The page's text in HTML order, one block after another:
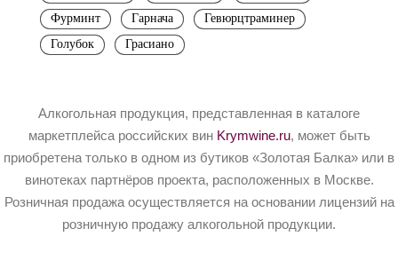
Фурминт
Гарнача
Гевюрцтраминер
Голубок
Грасиано
Алкогольная продукция, представленная в каталоге
маркетплейса российских вин Krymwine.ru, может быть
приобретена только в одном из бутиков «Золотая Балка» или в
винотеках партнёров проекта, расположенных в Москве.
Розничная продажа осуществляется на основании лицензий на
розничную продажу алкогольной продукции.